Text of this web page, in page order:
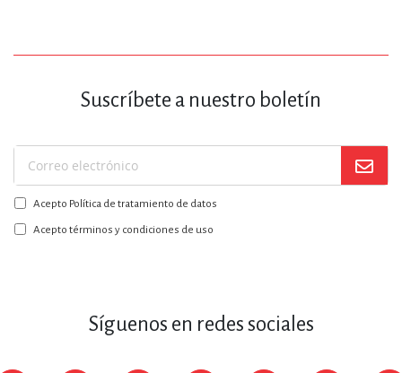
Suscríbete a nuestro boletín
Suscríbase
a
nuestro
boletín:
Acepto Política de tratamiento de datos
Acepto términos y condiciones de uso
Síguenos en redes sociales